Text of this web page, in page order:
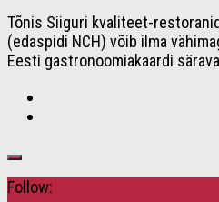
Tõnis Siiguri kvaliteet-
(edaspidi NCH) võib ilma
Eesti gastronoomiakaardi
Follow: